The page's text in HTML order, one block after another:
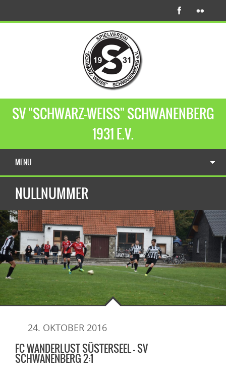
SV "SCHWARZ-WEISS" SCHWANENBERG
1931 E.V.
MENU
NULLNUMMER
24. OKTOBER 2016
FC WANDERLUST SÜSTERSEEL – SV
SCHWANENBERG 2:1